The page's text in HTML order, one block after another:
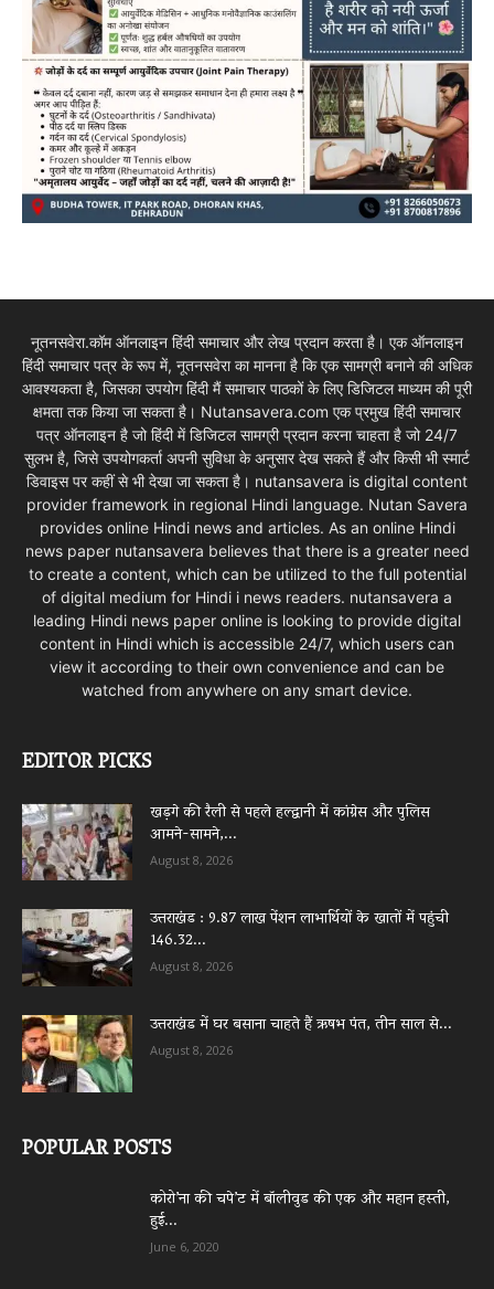
नूतनसवेरा.कॉम ऑनलाइन हिंदी समाचार और लेख प्रदान करता है। एक ऑनलाइन
हिंदी समाचार पत्र के रूप में, नूतनसवेरा का मानना है कि एक सामग्री बनाने की अधिक
आवश्यकता है, जिसका उपयोग हिंदी मैं समाचार पाठकों के लिए डिजिटल माध्यम की पूरी
क्षमता तक किया जा सकता है। Nutansavera.com एक प्रमुख हिंदी समाचार
पत्र ऑनलाइन है जो हिंदी में डिजिटल सामग्री प्रदान करना चाहता है जो 24/7
सुलभ है, जिसे उपयोगकर्ता अपनी सुविधा के अनुसार देख सकते हैं और किसी भी स्मार्ट
डिवाइस पर कहीं से भी देखा जा सकता है। nutansavera is digital content
provider framework in regional Hindi language. Nutan Savera
provides online Hindi news and articles. As an online Hindi
news paper nutansavera believes that there is a greater need
to create a content, which can be utilized to the full potential
of digital medium for Hindi i news readers. nutansavera a
leading Hindi news paper online is looking to provide digital
content in Hindi which is accessible 24/7, which users can
view it according to their own convenience and can be
watched from anywhere on any smart device.
EDITOR PICKS
खड़गे की रैली से पहले हल्द्वानी में कांग्रेस और पुलिस
आमने-सामने,...
August 8, 2026
उत्तराखंड : 9.87 लाख पेंशन लाभार्थियों के खातों में पहुंची
146.32...
August 8, 2026
उत्तराखंड में घर बसाना चाहते हैं ऋषभ पंत, तीन साल से...
August 8, 2026
POPULAR POSTS
कोरो’ना की चपे’ट में बॉलीवुड की एक और महान हस्ती,
हुई...
June 6, 2020